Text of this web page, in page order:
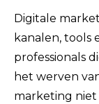
Digitale
kanalen, tools
professionals
het werven
marketing niet